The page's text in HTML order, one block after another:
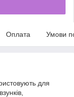
Оплата Умови
для